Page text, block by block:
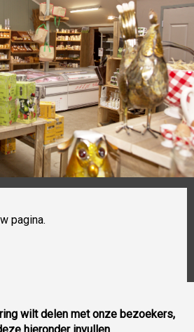
pagina.
wilt delen met onze bezoekers,